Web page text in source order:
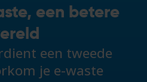
een betere
een tweede
je e-waste